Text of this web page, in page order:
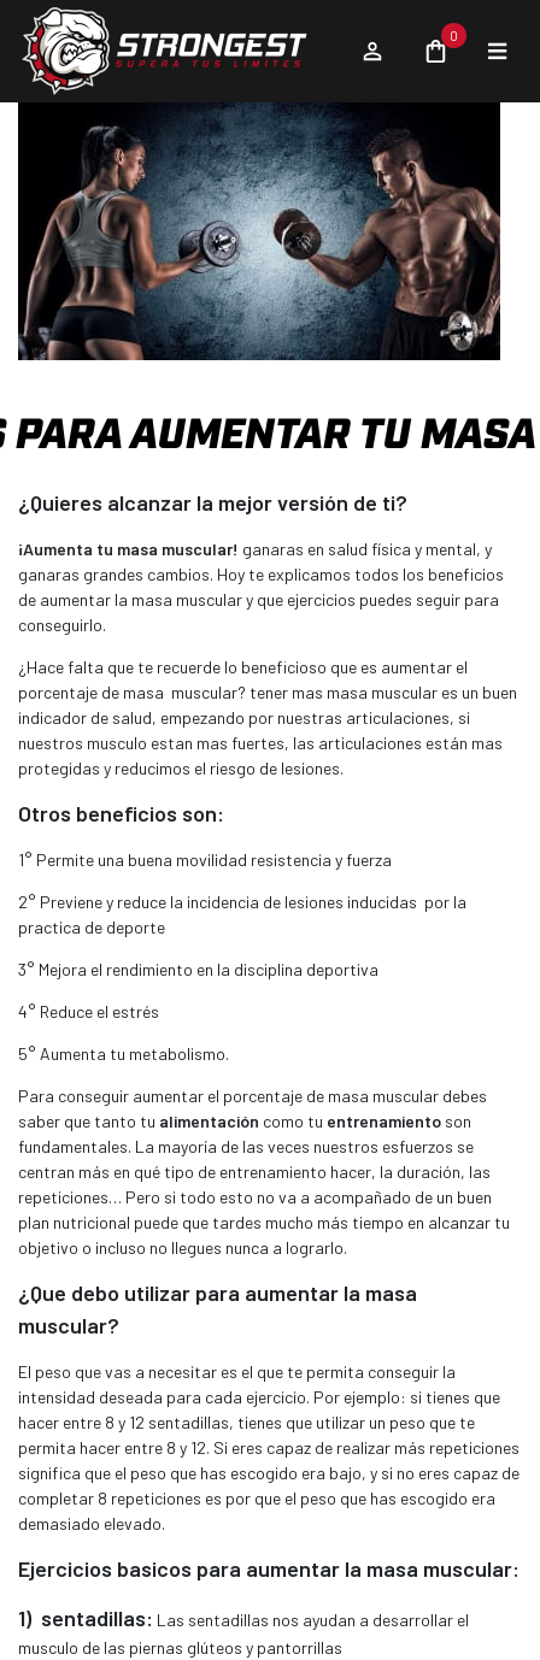
0
PARA AUMENTAR TU
¿Quieres alcanzar la mejor versión de ti?
¡Aumenta tu masa muscular! ganaras en salud física y mental, y
ganaras grandes cambios. Hoy te explicamos todos los beneficios
de aumentar la masa muscular y que ejercicios puedes seguir para
conseguirlo.
¿Hace falta que te recuerde lo beneficioso que es aumentar el
porcentaje de masa muscular? tener mas masa muscular es un buen
indicador de salud, empezando por nuestras articulaciones, si
nuestros musculo estan mas fuertes, las articulaciones están mas
protegidas y reducimos el riesgo de lesiones.
Otros beneficios son:
1° Permite una buena movilidad resistencia y fuerza
2° Previene y reduce la incidencia de lesiones inducidas por la
practica de deporte
3° Mejora el rendimiento en la disciplina deportiva
4° Reduce el estrés
5° Aumenta tu metabolismo.
Para conseguir aumentar el porcentaje de masa muscular debes
saber que tanto tu alimentación como tu entrenamiento son
fundamentales. La mayoría de las veces nuestros esfuerzos se
centran más en qué tipo de entrenamiento hacer, la duración, las
repeticiones… Pero si todo esto no va a acompañado de un buen
plan nutricional puede que tardes mucho más tiempo en alcanzar tu
objetivo o incluso no llegues nunca a lograrlo.
¿Que debo utilizar para aumentar la masa
muscular?
El peso que vas a necesitar es el que te permita conseguir la
intensidad deseada para cada ejercicio. Por ejemplo: si tienes que
hacer entre 8 y 12 sentadillas, tienes que utilizar un peso que te
permita hacer entre 8 y 12. Si eres capaz de realizar más repeticiones
significa que el peso que has escogido era bajo, y si no eres capaz de
completar 8 repeticiones es por que el peso que has escogido era
demasiado elevado.
Ejercicios basicos para aumentar la masa muscular:
1) sentadillas: Las sentadillas nos ayudan a desarrollar el
musculo de las piernas glúteos y pantorrillas